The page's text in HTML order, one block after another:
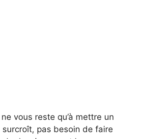
vous reste qu’à mettre un
pas besoin de faire